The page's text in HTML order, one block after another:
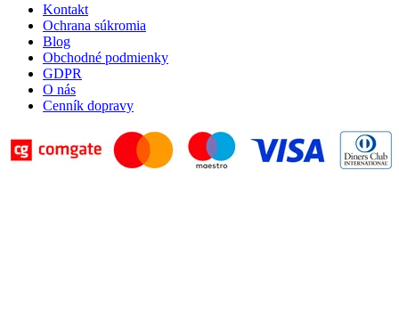
Kontakt
Ochrana súkromia
Blog
Obchodné podmienky
GDPR
O nás
Cenník dopravy